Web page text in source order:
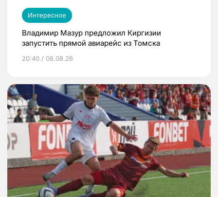
Интересное
Владимир Мазур предложил Киргизии
запустить прямой авиарейс из Томска
20:40 / 06.08.26